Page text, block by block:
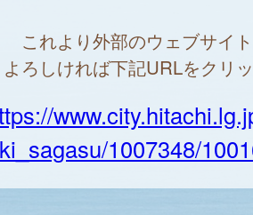
これより外部のウェブサイ
よろしければ下記URLをクリ
1007348/